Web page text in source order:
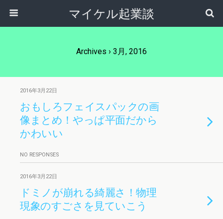
マイケル起業談
Archives › 3月, 2016
2016年3月22日
おもしろフェイスパックの画
像まとめ！やっぱ平面だから
かわいい
NO RESPONSES
2016年3月22日
ドミノが崩れる綺麗さ！物理
現象のすごさを見ていこう